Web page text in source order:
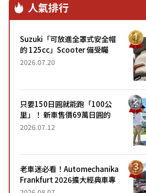
人氣排行
Suzuki「可放進全罩式安全帽
的 125cc」Scooter 備受矚
目！採用全新流線設計與各項
2026.07.20
只要150日圓就能跑「100公
里」！ 新車售價69萬日圓的
「3人座」Trike大受歡迎！ 順
2026.07.12
老車迷必看！Automechanika
Frankfurt 2026擴大經典車專
區 1954年珍稀古董車現場修復